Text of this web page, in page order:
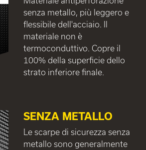
senza metallo, più leggero e
flessibile dell'acciaio. Il
materiale non è
termoconduttivo. Copre il
100% della superficie dello
strato inferiore finale.
SENZA METALLO
Le scarpe di sicurezza senza
metallo sono generalmente